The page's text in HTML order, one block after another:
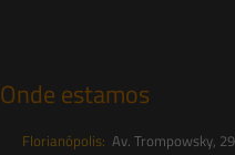
Onde estamos
Florianópolis: Av. Trompowsky,